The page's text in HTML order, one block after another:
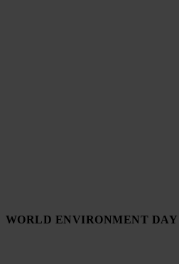
WORLD ENVIRONMENT